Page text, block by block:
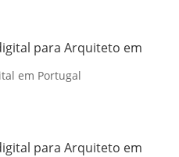
para Arquiteto em
em Portugal
para Arquiteto em